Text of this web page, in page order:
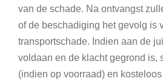
van de schade. Na ontvangst
of de beschadiging het gevolg is
transportschade. Indien aan de
voldaan en de klacht gegrond is,
(indien op voorraad) en